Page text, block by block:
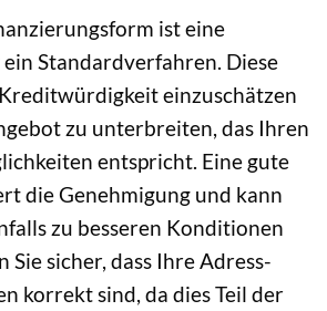
ist eine
Standardverfahren. Diese
einzuschätzen
zu unterbreiten, das Ihren
entspricht. Eine gute
die Genehmigung und kann
zu besseren Konditionen
Sie sicher, dass Ihre Adress-
korrekt sind, da dies Teil der